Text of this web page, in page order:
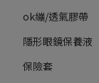
ok繃/透氣膠帶
隱形眼鏡保養液
保險套